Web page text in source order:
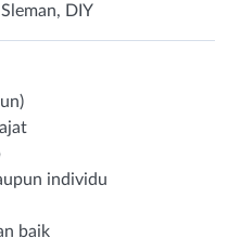
DIY
individu
baik